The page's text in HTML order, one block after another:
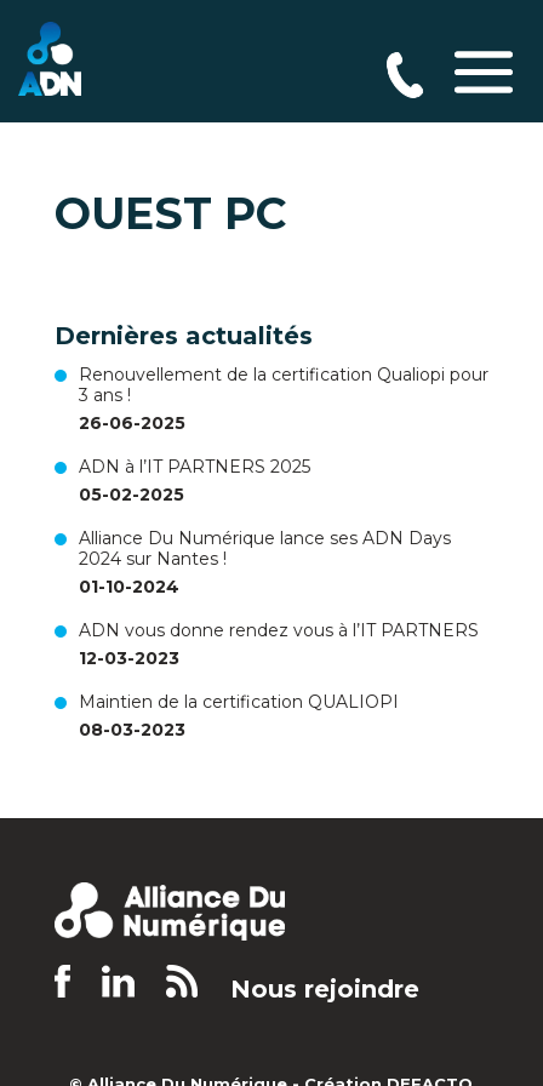
OUEST PC
Dernières actualités
Renouvellement de la certification Qualiopi pour
3 ans !
26-06-2025
ADN à l’IT PARTNERS 2025
05-02-2025
Alliance Du Numérique lance ses ADN Days
2024 sur Nantes !
01-10-2024
ADN vous donne rendez vous à l’IT PARTNERS
12-03-2023
Maintien de la certification QUALIOPI
08-03-2023
Nous rejoindre